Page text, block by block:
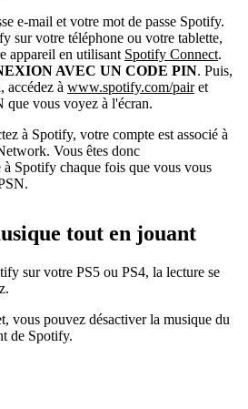
e-mail et votre mot de passe Spotify.
sur votre téléphone ou votre tablette,
appareil en utilisant Spotify Connect.
AVEC UN CODE PIN. Puis,
accédez à www.spotify.com/pairet
que vous voyez à l'écran.
à Spotify, votre compte est associé à
Vous êtes donc
à Spotify chaque fois que vous vous
tout en jouant
sur votre PS5 ou PS4, la lecture se
vous pouvez désactiver la musique du
de Spotify.